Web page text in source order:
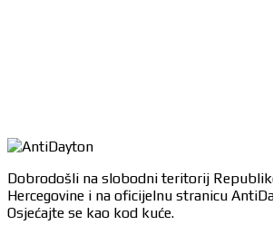
Dobrodošli na slobodni teritorij
Hercegovine i na oficijelnu stranicu
Osjećajte se kao kod kuće.